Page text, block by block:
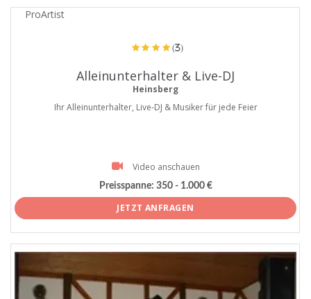
ProArtist
(3)
Alleinunterhalter & Live-DJ
Heinsberg
Ihr Alleinunterhalter, Live-DJ & Musiker für jede Feier
Video anschauen
Preisspanne: 350 - 1.000 €
JETZT ANFRAGEN